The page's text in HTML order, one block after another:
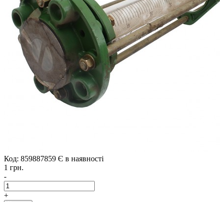
Код: 859887859 Є в наявності
1 грн.
-
+